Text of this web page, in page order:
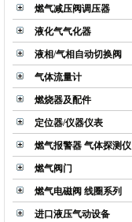
燃气减压阀调压器
液化气气化器
液相/气相自动切换阀
气体流量计
燃烧器及配件
定位器/仪器仪表
燃气报警器 气体探测仪
燃气阀门
燃气电磁阀 线圈系列
进口液压气动设备
LS系列气体减压阀